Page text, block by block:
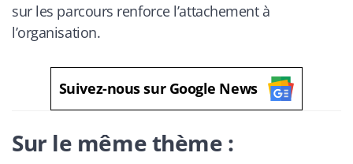
sur les parcours renforce l’attachement à
l’organisation.
Suivez-nous sur Google News
Sur le même thème :